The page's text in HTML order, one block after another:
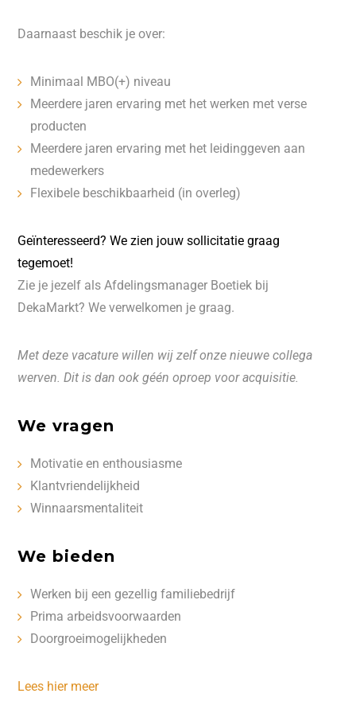
Daarnaast beschik je over:
Minimaal MBO(+) niveau
Meerdere jaren ervaring met het werken met verse
producten
Meerdere jaren ervaring met het leidinggeven aan
medewerkers
Flexibele beschikbaarheid (in overleg)
Geïnteresseerd? We zien jouw sollicitatie graag
tegemoet!
Zie je jezelf als Afdelingsmanager Boetiek bij
DekaMarkt? We verwelkomen je graag.
Met deze vacature willen wij zelf onze nieuwe collega
werven. Dit is dan ook géén oproep voor acquisitie.
We vragen
Motivatie en enthousiasme
Klantvriendelijkheid
Winnaarsmentaliteit
We bieden
Werken bij een gezellig familiebedrijf
Prima arbeidsvoorwaarden
Doorgroeimogelijkheden
Lees hier meer